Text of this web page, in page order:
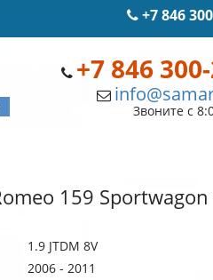
+7 846
+7 846
Звоните с
159
1.9 JTDM 8V
2006 - 2011